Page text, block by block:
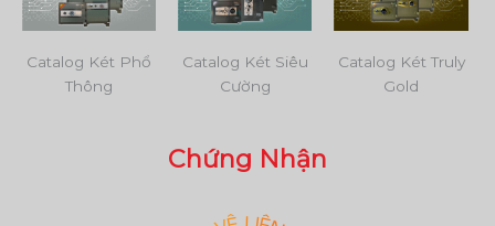
Catalog Két Phổ
Thông
Catalog Két Siêu
Cường
Catalog Két Truly
Gold
Chứng Nhận